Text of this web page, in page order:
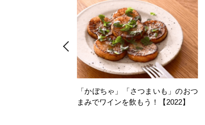
「かぼちゃ」「さつまいも」のおつ
まみでワインを飲もう！【2022】